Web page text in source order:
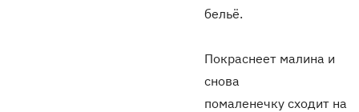
бельё.
Покраснеет малина и
снова
помаленечку сходит на